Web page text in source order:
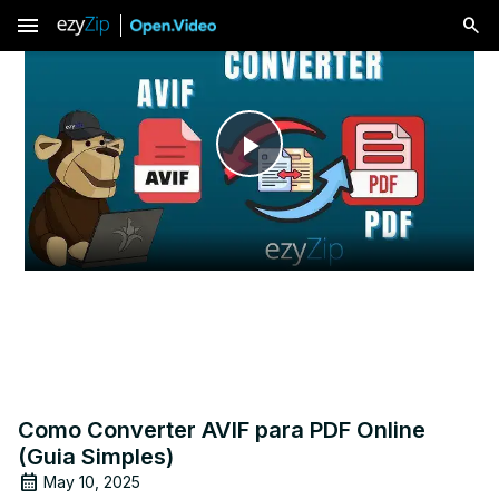
menu
Play
Video
Como Converter AVIF para PDF Online
(Guia Simples)
May 10, 2025